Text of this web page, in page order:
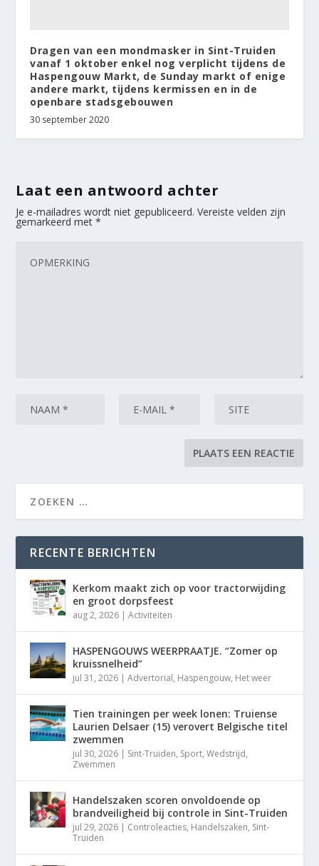
Dragen van een mondmasker in Sint-Truiden
vanaf 1 oktober enkel nog verplicht tijdens de
Haspengouw Markt, de Sunday markt of enige
andere markt, tijdens kermissen en in de
openbare stadsgebouwen
30 september 2020
Laat een antwoord achter
Je e-mailadres wordt niet gepubliceerd. Vereiste velden zijn
gemarkeerd met*
RECENTE BERICHTEN
Kerkom maakt zich op voor tractorwijding
en groot dorpsfeest
aug 2, 2026 |Activiteiten
HASPENGOUWS WEERPRAATJE. “Zomer op
kruissnelheid”
jul 31, 2026 |Advertorial, Haspengouw, Het weer
Tien trainingen per week lonen: Truiense
Laurien Delsaer (15) verovert Belgische titel
zwemmen
jul 30, 2026 | Sint-Truiden, Sport,Wedstrijd,
Zwemmen
Handelszaken scoren onvoldoende op
brandveiligheid bij controle in Sint-Truiden
jul 29, 2026 | Controleacties, Handelszaken, Sint-
Truiden